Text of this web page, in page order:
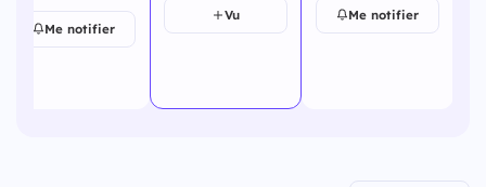
Me notifier
Vu Me notifier